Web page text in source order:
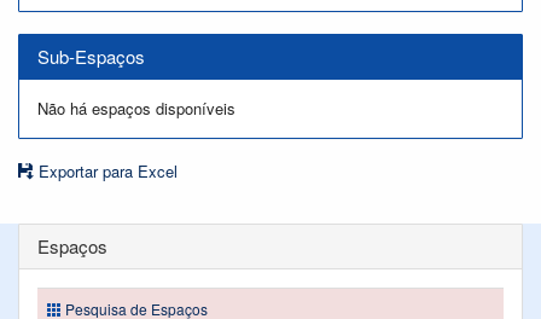
Sub-Espaços
Não há espaços disponíveis
Exportar para Excel
Espaços
Pesquisa de Espaços